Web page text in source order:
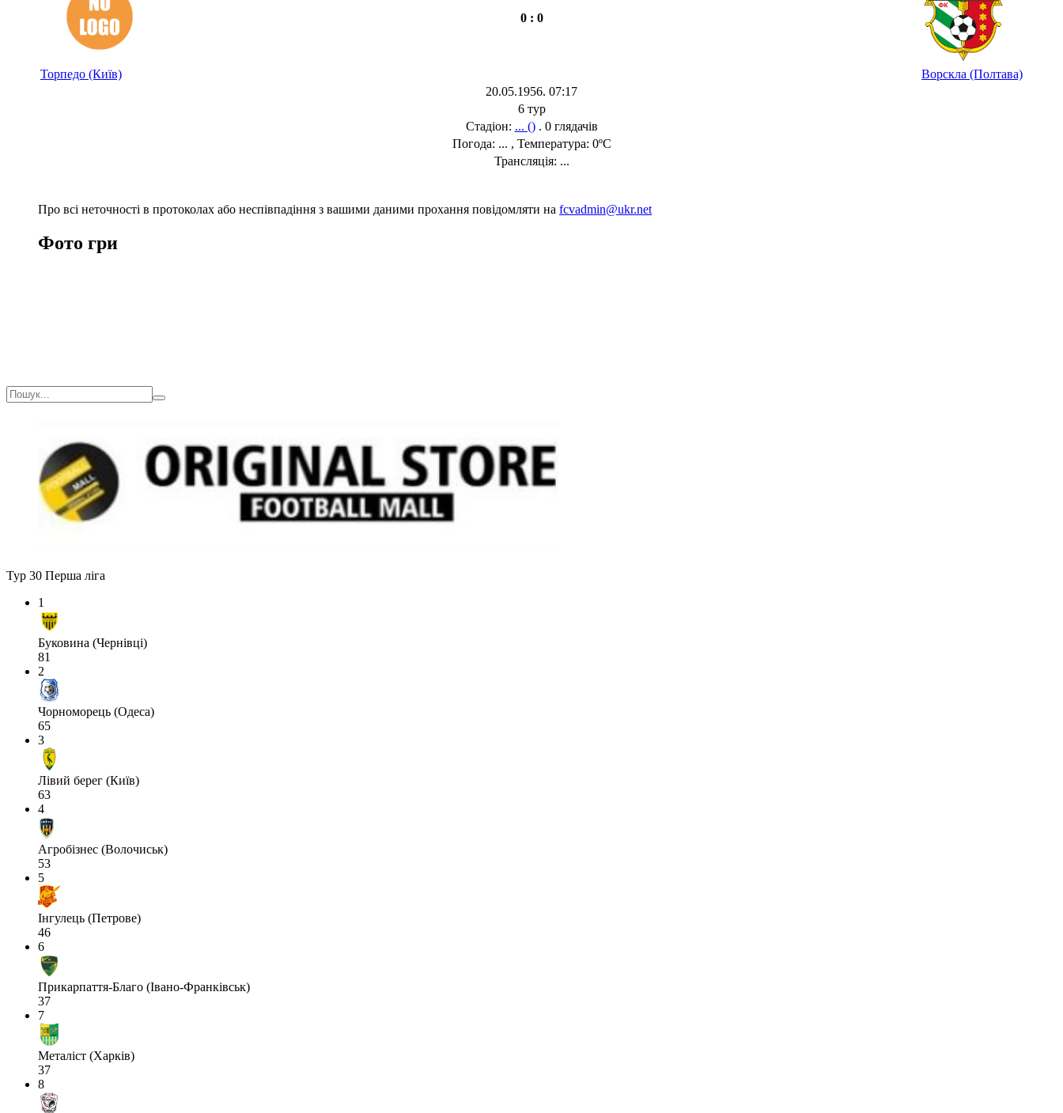
0 : 0
Торпедо (Київ)
Ворскла (Полтава)
20.05.1956. 07:17
6 тур
Стадіон: ... (). 0 глядачів
Погода: ... , Температура: 0ºC
Трансляція: ...
Про всі неточності в протоколах або неспівпадіння з вашими даними прохання повідомляти на fcvadmin@ukr.net
Фото гри
Тур 30 Перша ліга
1
Буковина (Чернівці)
81
2
Чорноморець (Одеса)
65
3
Лівий берег (Київ)
63
4
Агробізнес (Волочиськ)
53
5
Інгулець (Петрове)
46
6
Прикарпаття-Благо (Івано-Франківськ)
37
7
Металіст (Харків)
37
8